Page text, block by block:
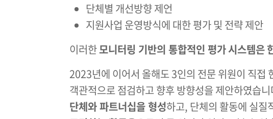
단체별 개선방향 제언
지원사업 운영방식에 대한 평가 및 전략 제안
이러한모니터링 기반의 통합적인 평가시스템은
2023년에 이어서 올해도 3인의 전문 위원이 직접
객관적으로 점검하고 향후 방향성을 제안하였습
단체와 파트너십을 형성하고, 단체의 활동에 실질